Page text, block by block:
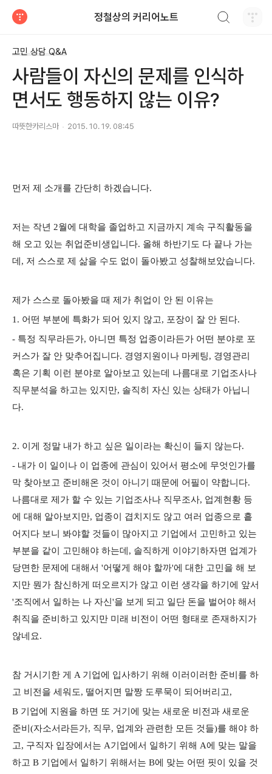
정철상의 커리어노트
고민 상담 Q&A
사람들이 자신의 문제를 인식하
면서도 행동하지 않는 이유?
따뜻한카리스마 2015. 10. 19. 08:45
먼저 제 소개를 간단히 하겠습니다.
저는 작년 2월에 대학을 졸업하고 지금까지 계속 구직활동을
해 오고 있는 취업준비생입니다. 올해 하반기도 다 끝나 가는
데, 저 스스로 제 삶을 수도 없이 돌아봤고 성찰해보았습니다.
제가 스스로 돌아봤을 때 제가 취업이 안 된 이유는
1. 어떤 부분에 특화가 되어 있지 않고, 포장이 잘 안 된다.
- 특정 직무라든가, 아니면 특정 업종이라든가 어떤 분야로 포
커스가 잘 안 맞추어집니다. 경영지원이나 마케팅, 경영관리
혹은 기획 이런 분야로 알아보고 있는데 나름대로 기업조사나
직무분석을 하고는 있지만, 솔직히 자신 있는 상태가 아닙니
다.
2. 이게 정말 내가 하고 싶은 일이라는 확신이 들지 않는다.
- 내가 이 일이나 이 업종에 관심이 있어서 평소에 무엇인가를
막 찾아보고 준비해온 것이 아니기 때문에 어필이 약합니다.
나름대로 제가 할 수 있는 기업조사나 직무조사, 업계현황 등
에 대해 알아보지만, 업종이 겹치지도 않고 여러 업종으로 흩
어지다 보니 봐야할 것들이 많아지고 기업에서 고민하고 있는
부분을 같이 고민해야 하는데, 솔직하게 이야기하자면 업계가
당면한 문제에 대해서 '어떻게 해야 할까'에 대한 고민을 해 보
지만 뭔가 참신하게 떠오르지가 않고 이런 생각을 하기에 앞서
'조직에서 일하는 나 자신'을 보게 되고 일단 돈을 벌어야 해서
취직을 준비하고 있지만 미래 비전이 어떤 형태로 존재하지가
않네요.
참 거시기한 게 A 기업에 입사하기 위해 이러이러한 준비를 하
고 비전을 세워도, 떨어지면 말짱 도루묵이 되어버리고,
B 기업에 지원을 하면 또 거기에 맞는 새로운 비전과 새로운
준비(자소서라든가, 직무, 업계와 관련한 모든 것들)를 해야 하
고, 구직자 입장에서는 A기업에서 일하기 위해 A에 맞는 말을
하고 B 기업에서 일하기 위해서는 B에 맞는 어떤 핏이 있을 것